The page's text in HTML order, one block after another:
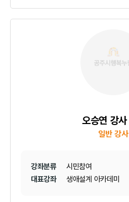
오승연 강사
일반 강사
강좌분류
시민참여
대표강좌
생애설계 아카데미